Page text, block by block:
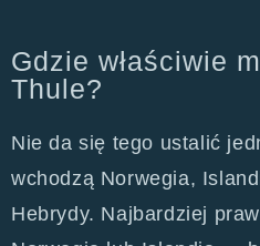
Gdzie właściwie
Thule?
Nie da się tego ustalić
wchodzą Norwegia,
Hebrydy. Najbardziej